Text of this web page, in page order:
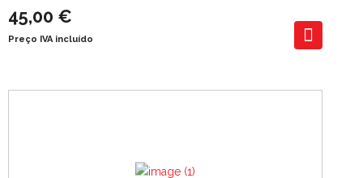
45,00 €
Preço IVA incluído